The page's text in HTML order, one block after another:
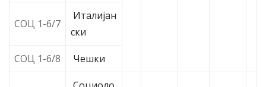
СОЦ 1-6/7
Италијан
ски
СОЦ 1-6/8 Чешки